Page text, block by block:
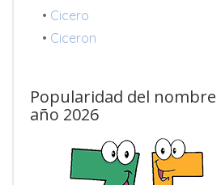
• Cicero
• Ciceron
Popularidad del nombre
año 2026